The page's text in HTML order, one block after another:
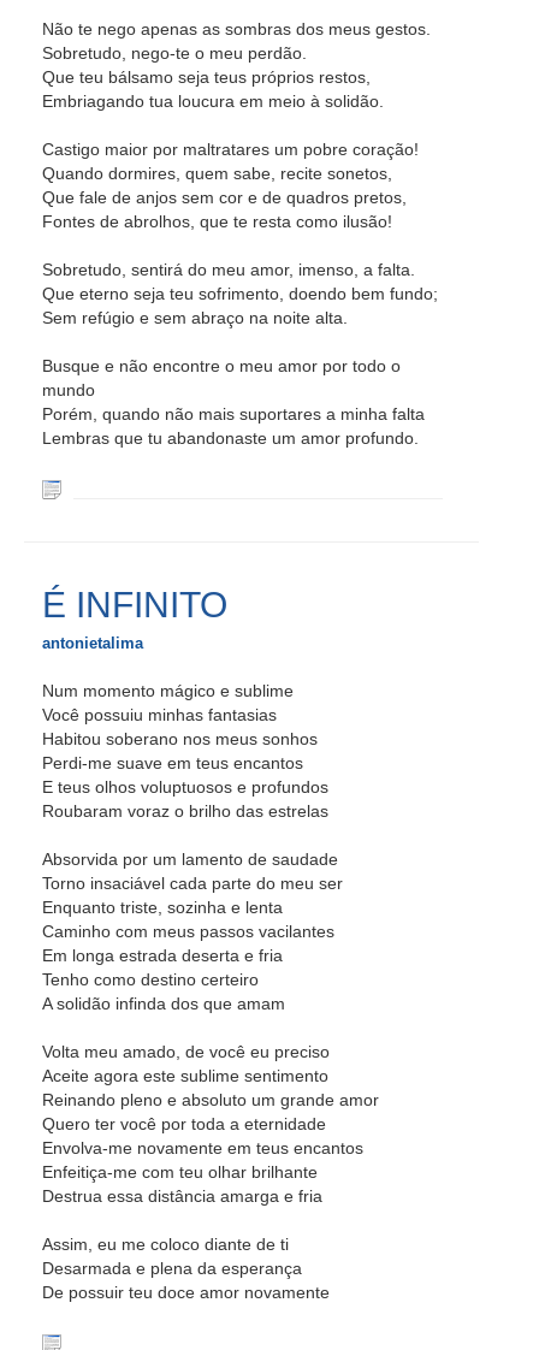
Não te nego apenas as sombras dos meus gestos.
Sobretudo, nego-te o meu perdão.
Que teu bálsamo seja teus próprios restos,
Embriagando tua loucura em meio à solidão.
Castigo maior por maltratares um pobre coração!
Quando dormires, quem sabe, recite sonetos,
Que fale de anjos sem cor e de quadros pretos,
Fontes de abrolhos, que te resta como ilusão!
Sobretudo, sentirá do meu amor, imenso, a falta.
Que eterno seja teu sofrimento, doendo bem fundo;
Sem refúgio e sem abraço na noite alta.
Busque e não encontre o meu amor por todo o
mundo
Porém, quando não mais suportares a minha falta
Lembras que tu abandonaste um amor profundo.
É INFINITO
antonietalima
Num momento mágico e sublime
Você possuiu minhas fantasias
Habitou soberano nos meus sonhos
Perdi-me suave em teus encantos
E teus olhos voluptuosos e profundos
Roubaram voraz o brilho das estrelas
Absorvida por um lamento de saudade
Torno insaciável cada parte do meu ser
Enquanto triste, sozinha e lenta
Caminho com meus passos vacilantes
Em longa estrada deserta e fria
Tenho como destino certeiro
A solidão infinda dos que amam
Volta meu amado, de você eu preciso
Aceite agora este sublime sentimento
Reinando pleno e absoluto um grande amor
Quero ter você por toda a eternidade
Envolva-me novamente em teus encantos
Enfeitiça-me com teu olhar brilhante
Destrua essa distância amarga e fria
Assim, eu me coloco diante de ti
Desarmada e plena da esperança
De possuir teu doce amor novamente